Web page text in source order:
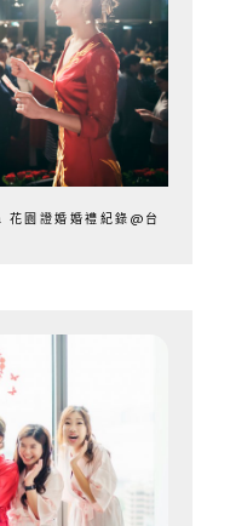
園證婚婚禮紀錄@台